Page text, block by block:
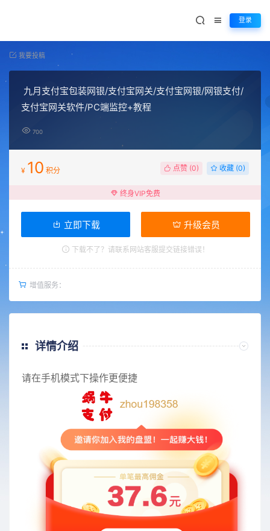
登录
我要投稿
九月支付宝包装网银/支付宝网关/支付宝网银/网银支付/
支付宝网关软件/PC端监控+教程
700
¥ 10 积分 点赞 (0) 收藏 (0)
终身VIP免费
立即下载 升级会员
下载不了？请联系网站客服提交链接错误！
增值服务：
详情介绍
请在手机模式下操作更便捷